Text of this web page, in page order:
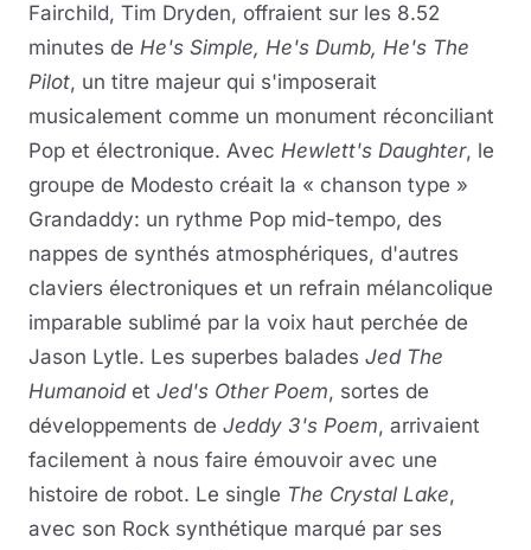
Fairchild, Tim Dryden, offraient sur les 8.52
minutes de He's Simple, He's Dumb, He's The
Pilot, un titre majeur qui s'imposerait
musicalement comme un monument réconciliant
Pop et électronique. Avec Hewlett's Daughter, le
groupe de Modesto créait la « chanson type »
Grandaddy: un rythme Pop mid-tempo, des
nappes de synthés atmosphériques, d'autres
claviers électroniques et un refrain mélancolique
imparable sublimé par la voix haut perchée de
Jason Lytle. Les superbes balades Jed The
Humanoidet Jed's Other Poem, sortes de
développements de Jeddy 3's Poem, arrivaient
facilement à nous faire émouvoir avec une
histoire de robot. Le single The Crystal Lake,
avec son Rock synthétique marqué par ses